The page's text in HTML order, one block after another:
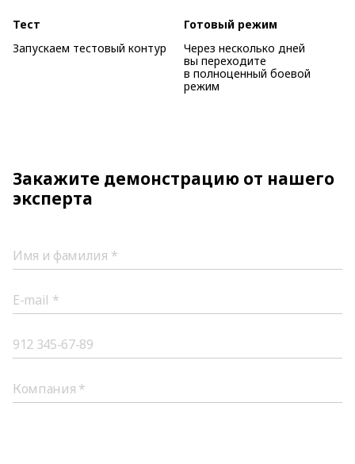
Тест
Запускаем тестовый контур
Готовый режим
Через несколько дней
вы переходите
в полноценный боевой
режим
Закажите демонстрацию от нашего
эксперта